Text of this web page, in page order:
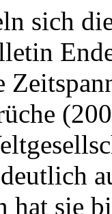
sich
hat sie